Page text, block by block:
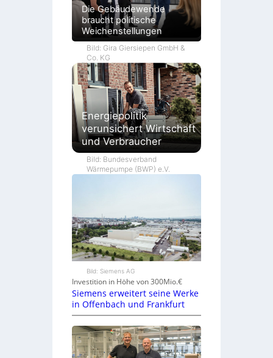
Die Gebäudewende
braucht politische
Weichenstellungen
Bild: Gira Giersiepen GmbH &
Co. KG
Energiepolitik
verunsichert Wirtschaft
und Verbraucher
Bild: Bundesverband
Wärmepumpe (BWP) e.V.
Bild: Siemens AG
Investition in Höhe von 300Mio.€
Siemens erweitert seine Werke
in Offenbach und Frankfurt